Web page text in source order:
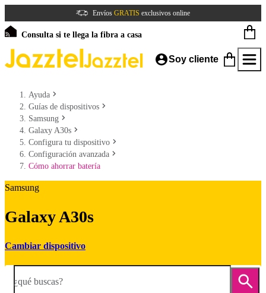
Envíos GRATIS exclusivos online
Consulta si te llega la fibra a casa
Soy cliente
Ayuda
Guías de dispositivos
Samsung
Galaxy A30s
Configura tu dispositivo
Configuración avanzada
Cómo ahorrar batería
Samsung
Galaxy A30s
Cambiar dispositivo
¿qué buscas?